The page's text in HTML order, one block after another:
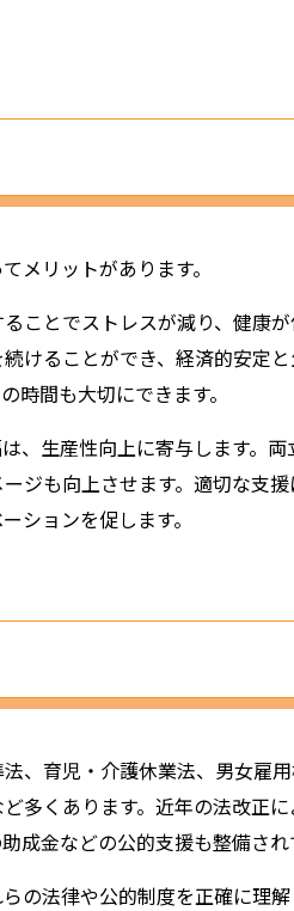
メリットがあります。
ことでストレスが減り、健康
けることができ、経済的安定
時間も大切にできます。
、生産性向上に寄与します。
ジも向上させます。適切な支
ションを促します。
、育児・介護休業法、男女雇
多くあります。近年の法改正
成金などの公的支援も整備され
の法律や公的制度を正確に理